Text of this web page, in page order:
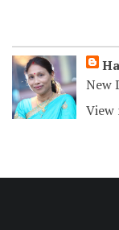
New
View